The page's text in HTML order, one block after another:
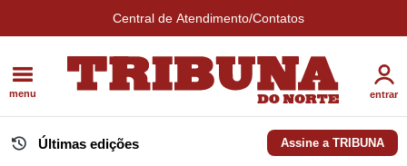
Central de Atendimento/Contatos
menu entrar
Últimas edições Assine a TRIBUNA